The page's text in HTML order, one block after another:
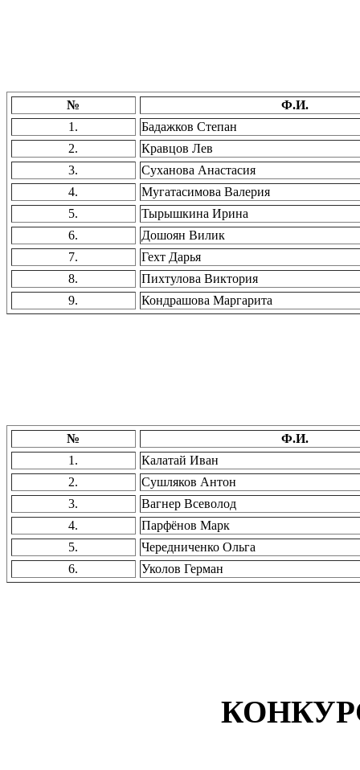
№
Ф.И.
1.
Бадажков Степан
2.
Кравцов Лев
3.
Суханова Анастасия
4.
Мугатасимова Валерия
5.
Тырышкина Ирина
6.
Дошоян Вилик
7.
Гехт Дарья
8.
Пихтулова Виктория
9.
Кондрашова Маргарита
№
Ф.И.
1.
Калатай Иван
2.
Сушляков Антон
3.
Вагнер Всеволод
4.
Парфёнов Марк
5.
Чередниченко Ольга
6.
Уколов Герман